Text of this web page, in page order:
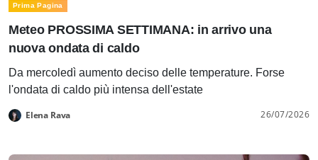
Prima Pagina
Meteo PROSSIMA SETTIMANA: in arrivo una
nuova ondata di caldo
Da mercoledì aumento deciso delle temperature. Forse
l'ondata di caldo più intensa dell'estate
Elena Rava 26/07/2026